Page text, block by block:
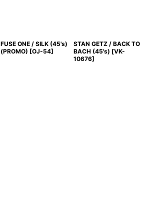
FUSE ONE / SILK (45's)
(PROMO) [OJ-54]
STAN GETZ / BACK TO
BACH (45's) [VK-
10676]